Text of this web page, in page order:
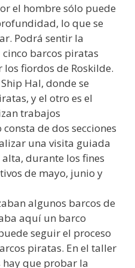
el hombre sólo puede
lo que se
Podrá sentir la
barcos piratas
fiordos de Roskilde.
Hal, donde se
y el otro es el
trabajos
de dos secciones
una visita guiada
durante los fines
de mayo, junio y
algunos barcos de
aquí un barco
seguir el proceso
piratas. En el taller
que probar la